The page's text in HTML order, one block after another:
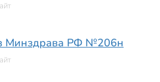
Минздрава РФ №206н